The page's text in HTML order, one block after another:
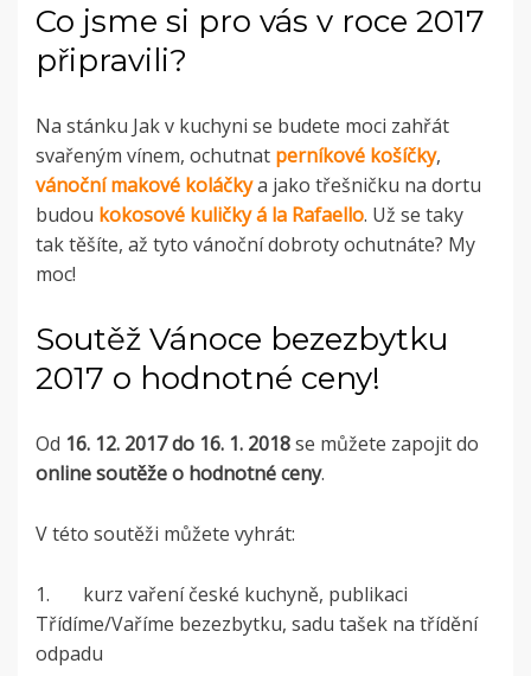
Co jsme si pro vás v roce 2017
připravili?
Na stánku Jak v kuchyni se budete moci zahřát
svařeným vínem, ochutnat perníkové košíčky,
vánoční makové koláčkya jako třešničku na dortu
budou kokosové kuličky á la Rafaello. Už se taky
tak těšíte, až tyto vánoční dobroty ochutnáte? My
moc!
Soutěž Vánoce bezezbytku
2017 o hodnotné ceny!
Od 16. 12. 2017 do 16. 1. 2018se můžete zapojit do
online soutěže o hodnotné ceny.
V této soutěži můžete vyhrát:
1. kurz vaření české kuchyně, publikaci
Třídíme/Vaříme bezezbytku, sadu tašek na třídění
odpadu